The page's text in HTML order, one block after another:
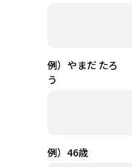
例）やまだ たろ
う
例）46歳